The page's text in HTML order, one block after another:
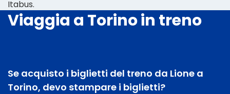
Itabus.
Viaggia a Torino in treno
Se acquisto i biglietti del treno da Lione a
Torino, devo stampare i biglietti?